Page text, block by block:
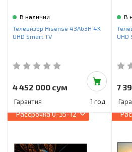
В наличии
Телевизор Hisense 43A63H 4K
UHD Smart TV
4 452 000 сум
Гарантия 1 год
В
UHD
7
Рассрочка0-35-12